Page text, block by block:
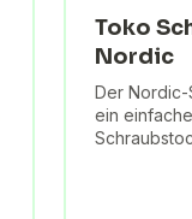
Toko
Nordic
Der
ein